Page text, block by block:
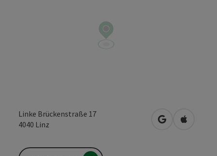
Linke Brückenstraße 17
4040 Linz Otevřít vOtevřít v